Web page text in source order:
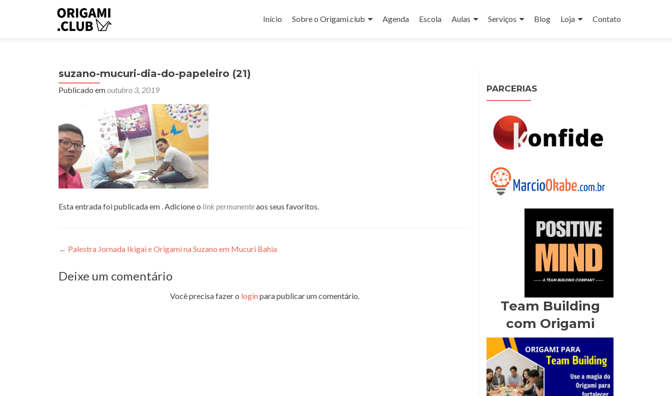
para
Início Sobre o Origami.club Agenda Escola Aulas Serviços Blog Loja Contato
suzano-mucuri-dia-do-papeleiro (21)
Publicado emoutubro 3, 2019
Esta entrada foi publicada em . Adicione o link permanenteaos seus favoritos.
Navegação
de
Post
← Palestra Jornada Ikigai e Origami na Suzano em Mucuri Bahia
Deixe um comentário
Você precisa fazer o loginpara publicar um comentário.
PARCERIAS
Team Building
com Origami